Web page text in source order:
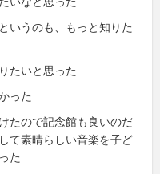
いうのも、もっと知りた
たいと思った
った
たので記念館も良いのだ
て素晴らしい音楽を子ど
た